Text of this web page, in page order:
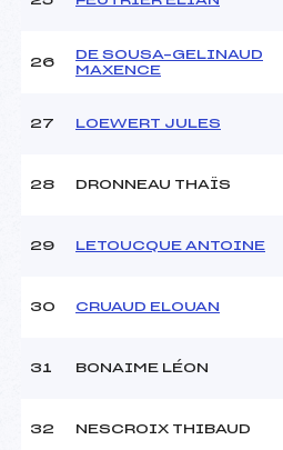
26
DE SOUSA–GELINAUD
MAXENCE
27 LOEWERT JULES
28 DRONNEAU THAÏS
29 LETOUCQUE ANTOINE
30 CRUAUD ELOUAN
31 BONAIME LÉON
32 NESCROIX THIBAUD